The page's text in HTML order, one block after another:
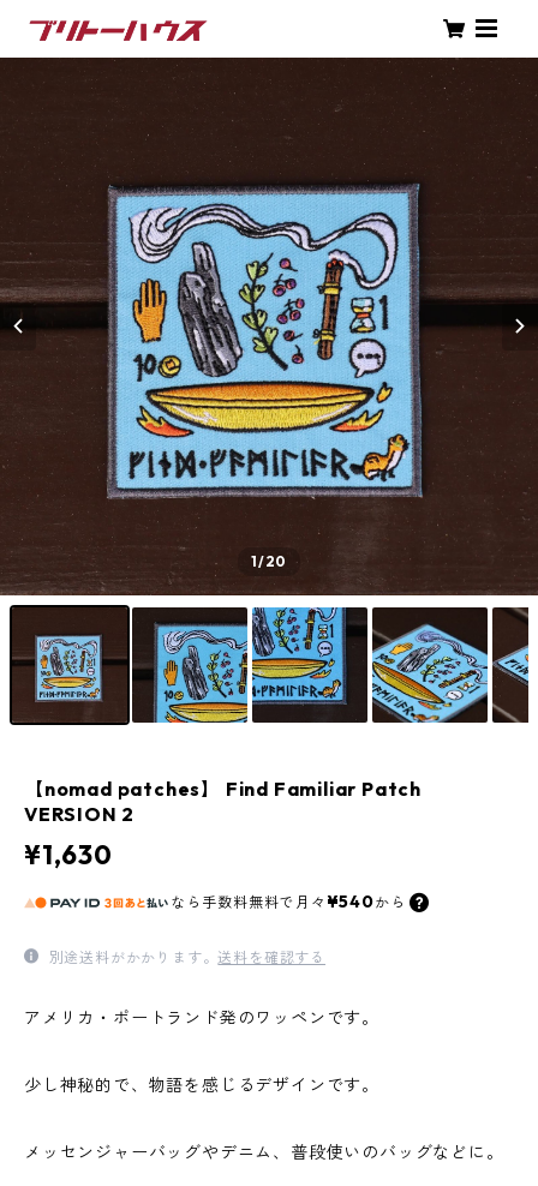
1/20
【nomad patches】 Find Familiar Patch
VERSION 2
¥1,630
なら 手数料無料で 月々 ¥540から
別途送料がかかります。送料を確認する
アメリカ・ポートランド発のワッペンです。
少し神秘的で、物語を感じるデザインです。
メッセンジャーバッグやデニム、普段使いのバッグなどに。